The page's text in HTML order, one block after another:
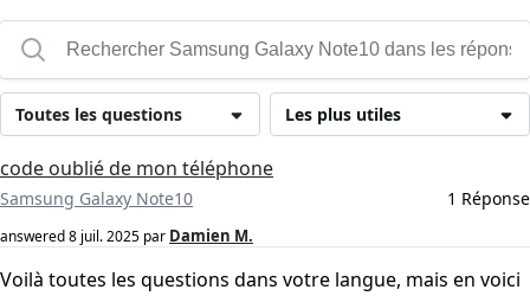
Les plus utiles
Toutes les questions
code oublié de mon téléphone
Samsung Galaxy Note10 1 Réponse
answered8 juil. 2025 par Damien M.
Voilà toutes les questions dans votre langue, mais en voici